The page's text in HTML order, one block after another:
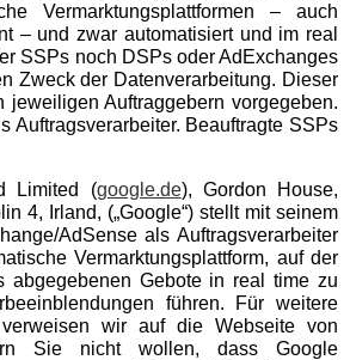
Vermarktungsplattformen – auch
– und zwar automatisiert und im real
SSPs noch DSPs oder AdExchanges
Zweck der Datenverarbeitung. Dieser
Auftraggebern vorgegeben.
Auftragsverarbeiter. Beauftragte SSPs
Limited (google.de), Gordon House,
4, Irland, („Google“) stellt mit seinem
AdSense als Auftragsverarbeiter
Vermarktungsplattform, auf der
abgegebenen Gebote in real time zu
führen. Für weitere
verweisen wir auf die Webseite von
Sie nicht wollen, dass Google